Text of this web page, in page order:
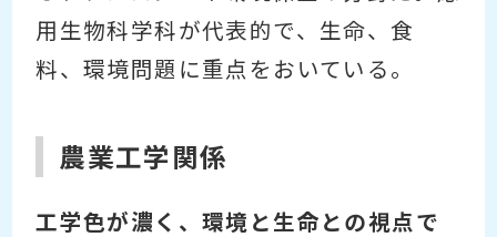
用生物科学科が代表的で、生命、食
料、環境問題に重点をおいている。
農業工学関係
工学色が濃く、環境と生命との視点で